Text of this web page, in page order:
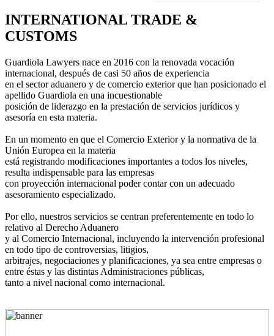
INTERNATIONAL TRADE &
CUSTOMS
Guardiola Lawyers nace en 2016 con la renovada vocación
internacional, después de casi 50 años de experiencia
en el sector aduanero y de comercio exterior que han posicionado el
apellido Guardiola en una incuestionable
posición de liderazgo en la prestación de servicios jurídicos y
asesoría en esta materia.
En un momento en que el Comercio Exterior y la normativa de la
Unión Europea en la materia
está registrando modificaciones importantes a todos los niveles,
resulta indispensable para las empresas
con proyección internacional poder contar con un adecuado
asesoramiento especializado.
Por ello, nuestros servicios se centran preferentemente en todo lo
relativo al Derecho Aduanero
y al Comercio Internacional, incluyendo la intervención profesional
en todo tipo de controversias, litigios,
arbitrajes, negociaciones y planificaciones, ya sea entre empresas o
entre éstas y las distintas Administraciones públicas,
tanto a nivel nacional como internacional.